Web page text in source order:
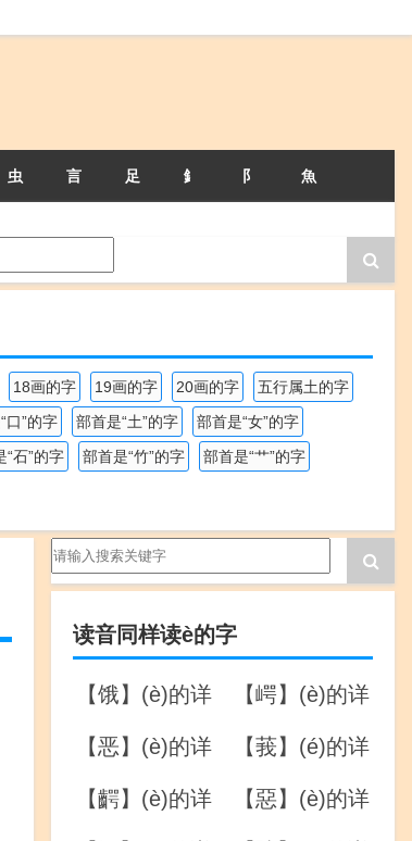
虫 言 足 釒 阝 魚
18画的字 19画的字 20画的字
五行属土的字
口”的字 部首是“土”的字
部首是“女”的字
“石”的字 部首是“竹”的字
部首是“艹”的字
读音同样读è的字
【饿】(è)的详
【崿】(è)的详
【恶】(è)的详
【莪】(é)的详
【齶】(è)的详
【惡】(è)的详